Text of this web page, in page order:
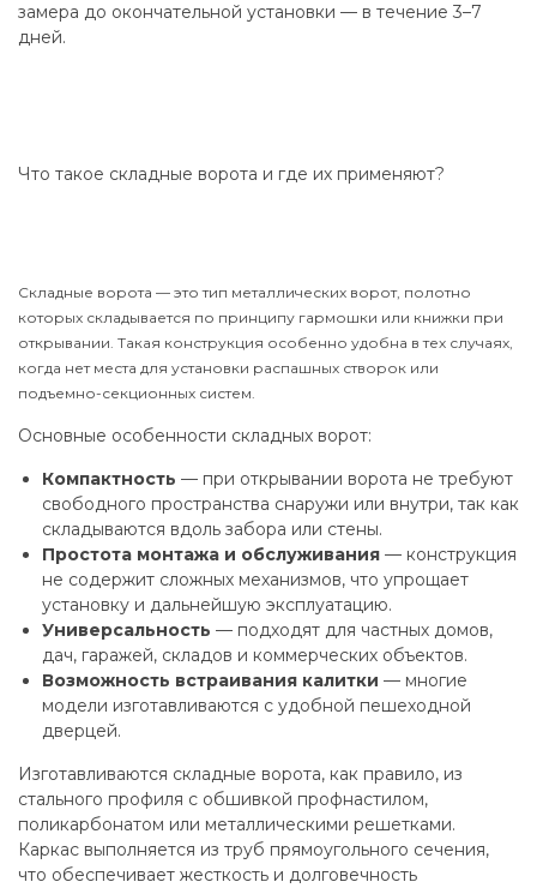
замера до окончательной установки — в течение 3–7
дней.
Что такое складные ворота и где их применяют?
Складные ворота — это тип металлических ворот, полотно
которых складывается по принципу гармошки или книжки при
открывании. Такая конструкция особенно удобна в тех случаях,
когда нет места для установки распашных створок или
подъемно-секционных систем.
Основные особенности складных ворот:
Компактность — при открывании ворота не требуют
свободного пространства снаружи или внутри, так как
складываются вдоль забора или стены.
Простота монтажа и обслуживания — конструкция
не содержит сложных механизмов, что упрощает
установку и дальнейшую эксплуатацию.
Универсальность — подходят для частных домов,
дач, гаражей, складов и коммерческих объектов.
Возможность встраивания калитки — многие
модели изготавливаются с удобной пешеходной
дверцей.
Изготавливаются складные ворота, как правило, из
стального профиля с обшивкой профнастилом,
поликарбонатом или металлическими решетками.
Каркас выполняется из труб прямоугольного сечения,
что обеспечивает жесткость и долговечность